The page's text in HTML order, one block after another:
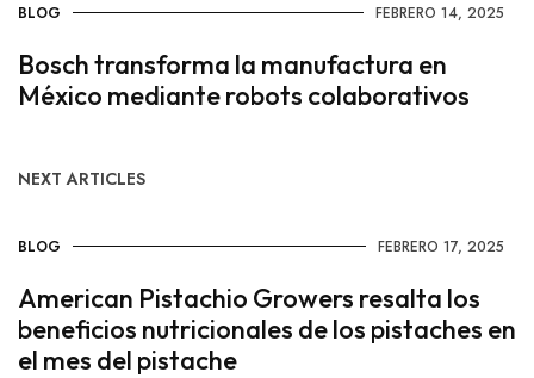
BLOG FEBRERO 14, 2025
Bosch transforma la manufactura en
México mediante robots colaborativos
NEXT ARTICLES
BLOG FEBRERO 17, 2025
American Pistachio Growers resalta los
beneficios nutricionales de los pistaches en
el mes del pistache